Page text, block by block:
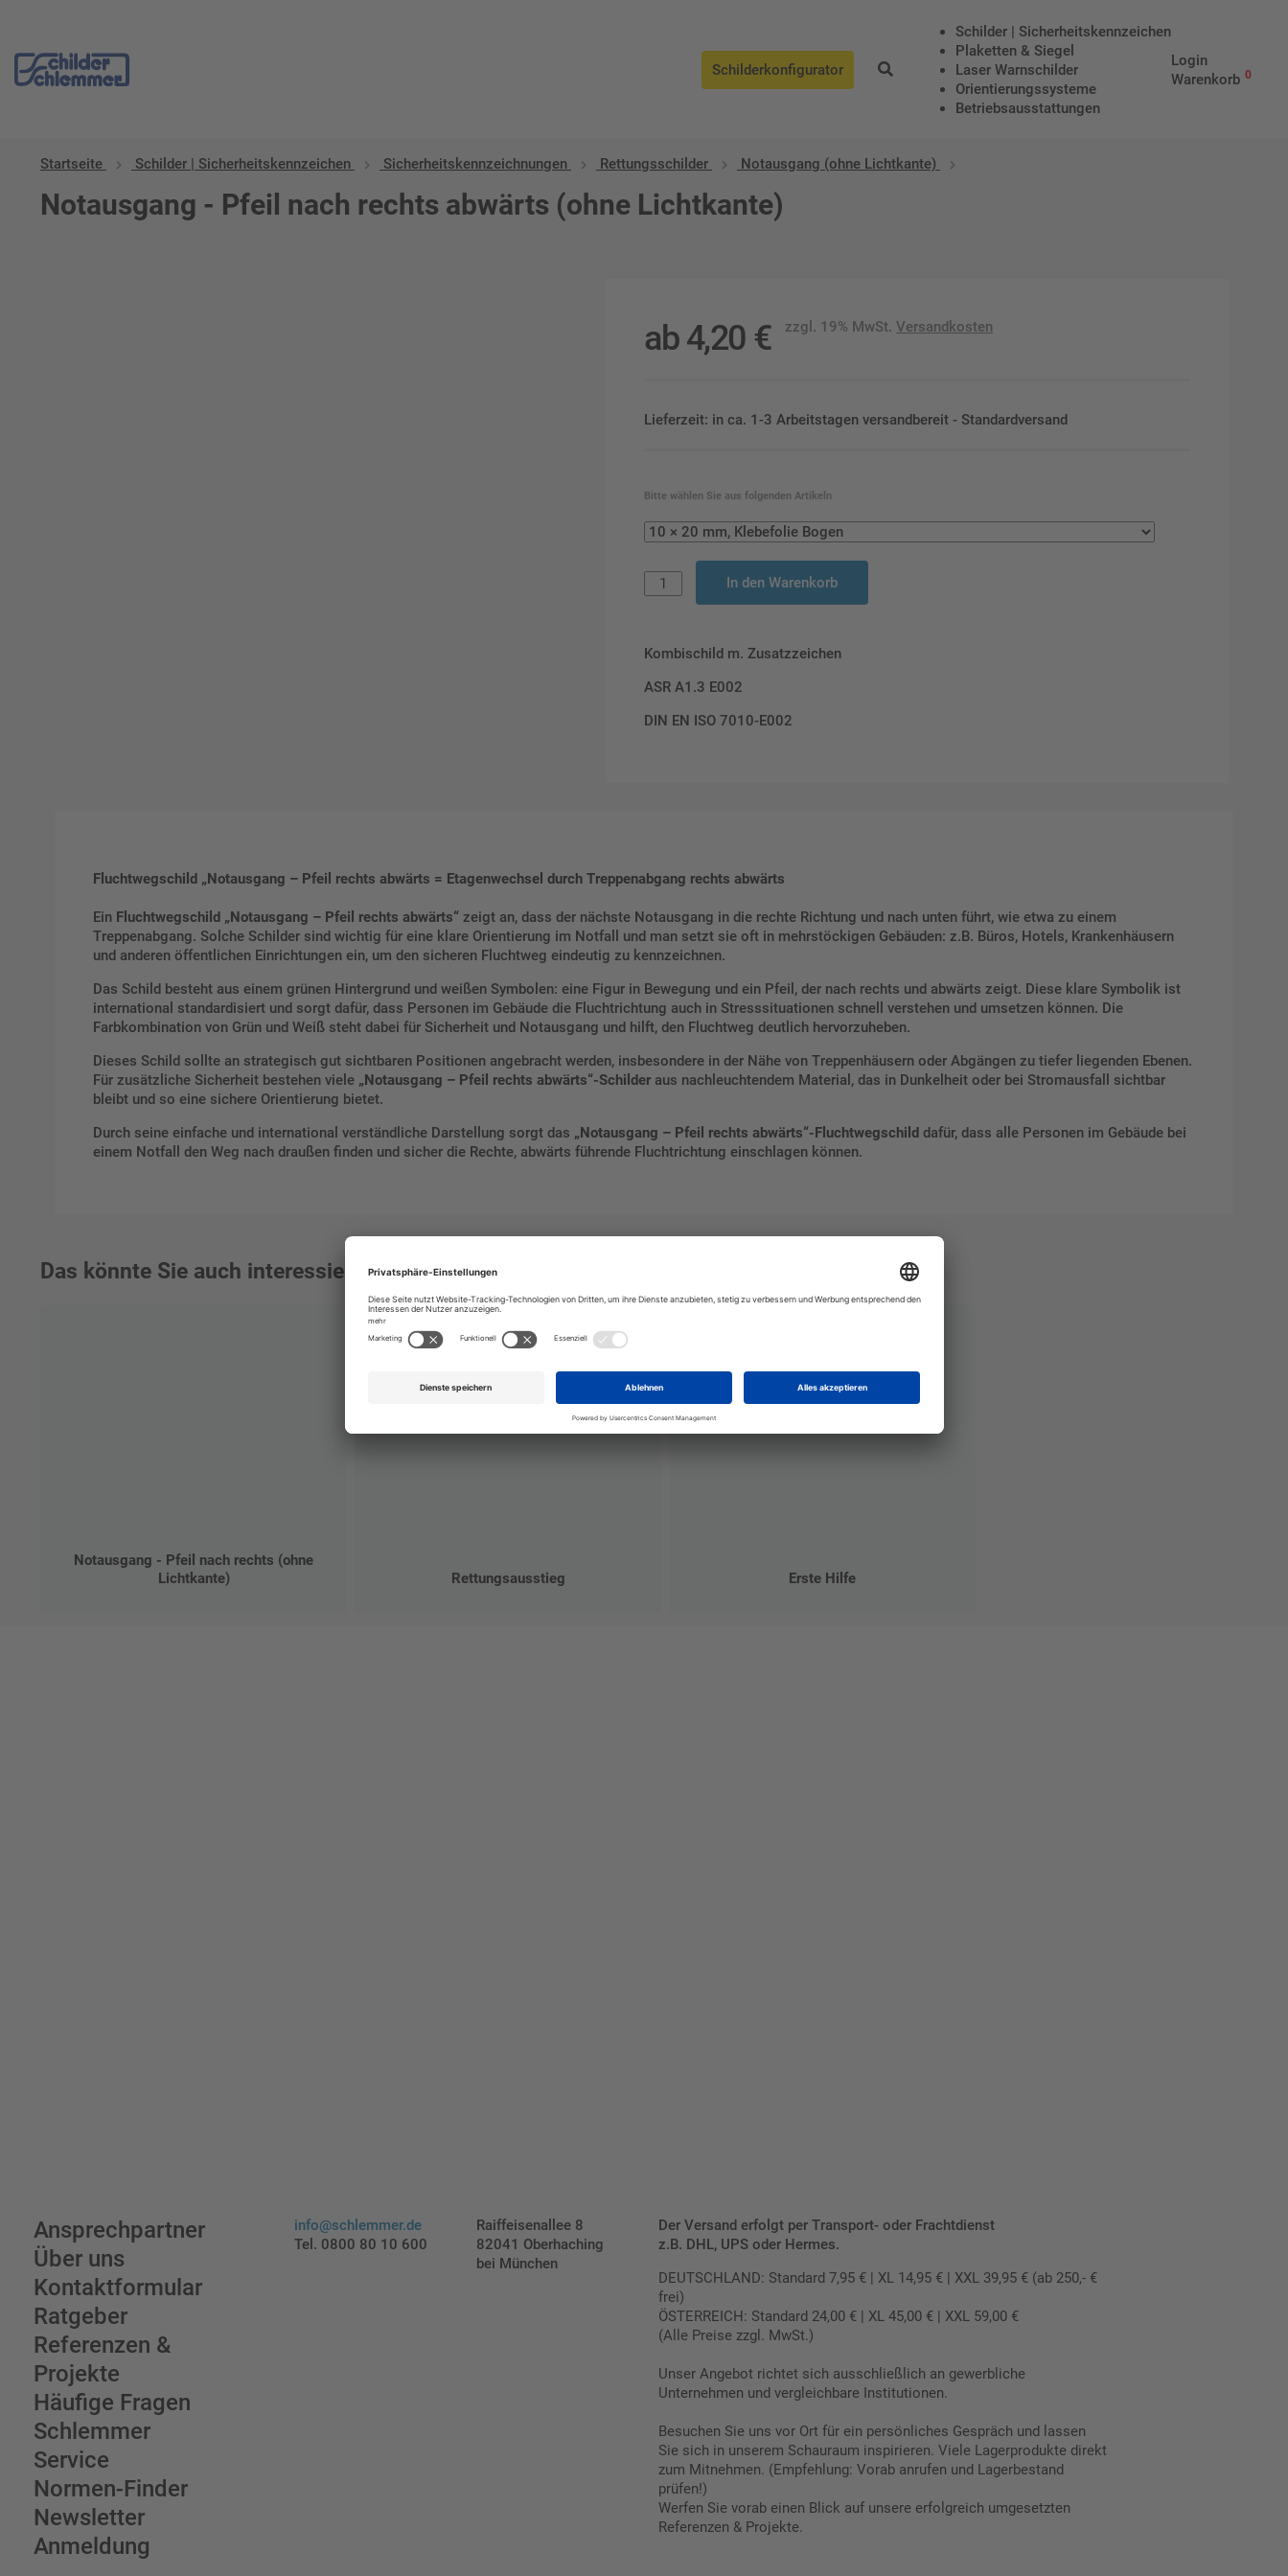
Schilderkonfigurator
Schilder | Sicherheitskennzeichen
Plaketten & Siegel
Laser Warnschilder
Orientierungssysteme
Betriebs­aus­stattungen
Login
Warenkorb 0
Startseite Schilder | Sicherheitskennzeichen Sicherheitskennzeichnungen Rettungsschilder Notausgang (ohne Lichtkante)
Notausgang - Pfeil nach rechts abwärts (ohne Lichtkante)
ab4,20 € zzgl. 19% MwSt.Versandkosten
Lieferzeit: in ca. 1-3 Arbeitstagen versandbereit - Standardversand
Bitte wählen Sie aus folgenden Artikeln
In den Warenkorb
Kombischild m. Zusatzzeichen
ASR A1.3 E002
DIN EN ISO 7010-E002
Fluchtwegschild „Notausgang – Pfeil rechts abwärts = Etagenwechsel durch Treppenabgang rechts abwärts
Ein Fluchtwegschild „Notausgang – Pfeil rechts abwärts“ zeigt an, dass der nächste Notausgang in die rechte Richtung und nach unten führt, wie etwa zu einem
Treppenabgang. Solche Schilder sind wichtig für eine klare Orientierung im Notfall und man setzt sie oft in mehrstöckigen Gebäuden: z.B. Büros, Hotels, Krankenhäusern
und anderen öffentlichen Einrichtungen ein, um den sicheren Fluchtweg eindeutig zu kennzeichnen.
Das Schild besteht aus einem grünen Hintergrund und weißen Symbolen: eine Figur in Bewegung und ein Pfeil, der nach rechts und abwärts zeigt. Diese klare Symbolik ist
international standardisiert und sorgt dafür, dass Personen im Gebäude die Fluchtrichtung auch in Stresssituationen schnell verstehen und umsetzen können. Die
Farbkombination von Grün und Weiß steht dabei für Sicherheit und Notausgang und hilft, den Fluchtweg deutlich hervorzuheben.
Dieses Schild sollte an strategisch gut sichtbaren Positionen angebracht werden, insbesondere in der Nähe von Treppenhäusern oder Abgängen zu tiefer liegenden Ebenen.
Für zusätzliche Sicherheit bestehen viele „Notausgang – Pfeil rechts abwärts“-Schilder aus nachleuchtendem Material, das in Dunkelheit oder bei Stromausfall sichtbar
bleibt und so eine sichere Orientierung bietet.
Durch seine einfache und international verständliche Darstellung sorgt das „Notausgang – Pfeil rechts abwärts“-Fluchtwegschild dafür, dass alle Personen im Gebäude bei
einem Notfall den Weg nach draußen finden und sicher die Rechte, abwärts führende Fluchtrichtung einschlagen können.
Das könnte Sie auch interessieren:
Notausgang - Pfeil nach rechts (ohne
Lichtkante)
Rettungsausstieg Erste Hilfe
Ansprechpartner
Über uns
Kontaktformular
Ratgeber
Referenzen &
Projekte
Häufige Fragen
Schlemmer
Service
Normen-Finder
Newsletter
Anmeldung
info@schlemmer.de
Tel. 0800 80 10 600
Raiffeisenallee 8
82041 Oberhaching
bei München
Der Versand erfolgt per Transport- oder Frachtdienst
z.B. DHL, UPS oder Hermes.
DEUTSCHLAND: Standard 7,95 € | XL 14,95 € | XXL 39,95 € (ab 250,- €
frei)
ÖSTERREICH: Standard 24,00 € | XL 45,00 € | XXL 59,00 €
(Alle Preise zzgl. MwSt.)
Unser Angebot richtet sich ausschließlich an gewerbliche
Unternehmen und vergleichbare Institutionen.
Besuchen Sie uns vor Ort für ein persönliches Gespräch und lassen
Sie sich in unserem Schauraum inspirieren. Viele Lagerprodukte direkt
zum Mitnehmen. (Empfehlung: Vorab anrufen und Lagerbestand
prüfen!)
Werfen Sie vorab einen Blick auf unsere erfolgreich umgesetzten
Referenzen & Projekte.